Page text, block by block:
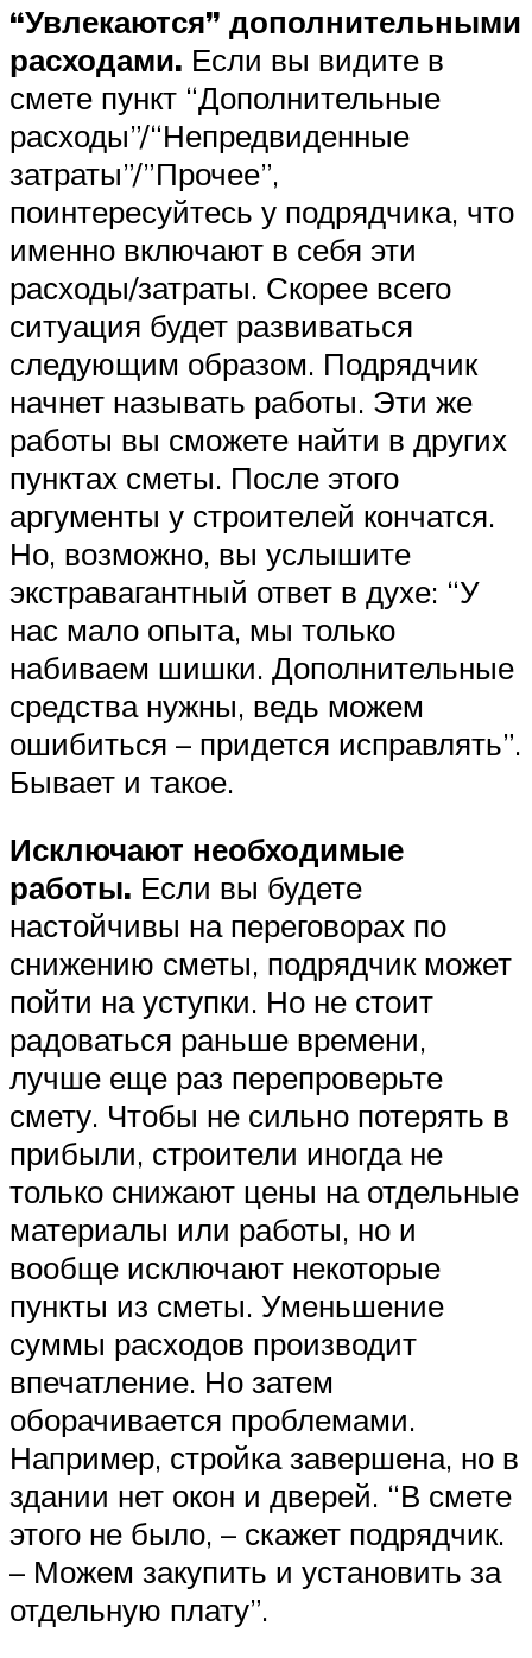
“Увлекаются” дополнительными
расходами. Если вы видите в
смете пункт “Дополнительные
расходы”/“Непредвиденные
затраты”/”Прочее”,
поинтересуйтесь у подрядчика, что
именно включают в себя эти
расходы/затраты. Скорее всего
ситуация будет развиваться
следующим образом. Подрядчик
начнет называть работы. Эти же
работы вы сможете найти в других
пунктах сметы. После этого
аргументы у строителей кончатся.
Но, возможно, вы услышите
экстравагантный ответ в духе: “У
нас мало опыта, мы только
набиваем шишки. Дополнительные
средства нужны, ведь можем
ошибиться – придется исправлять”.
Бывает и такое.
Исключают необходимые
работы. Если вы будете
настойчивы на переговорах по
снижению сметы, подрядчик может
пойти на уступки. Но не стоит
радоваться раньше времени,
лучше еще раз перепроверьте
смету. Чтобы не сильно потерять в
прибыли, строители иногда не
только снижают цены на отдельные
материалы или работы, но и
вообще исключают некоторые
пункты из сметы. Уменьшение
суммы расходов производит
впечатление. Но затем
оборачивается проблемами.
Например, стройка завершена, но в
здании нет окон и дверей. “В смете
этого не было, – скажет подрядчик.
– Можем закупить и установить за
отдельную плату”.